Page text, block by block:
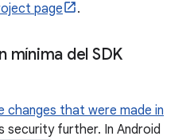
page
.
mínima del SDK
changes that were made in
security further. In Android